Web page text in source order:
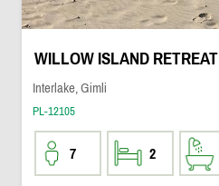
WILLOW ISLAND RETREAT
Interlake, Gimli
PL-12105
7 2